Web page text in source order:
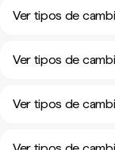
Ver tipos de
Ver tipos de
Ver tipos de